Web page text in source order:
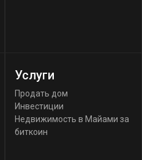
Услуги
Продать дом
Инвестиции
Недвижимость в Майами за
биткоин